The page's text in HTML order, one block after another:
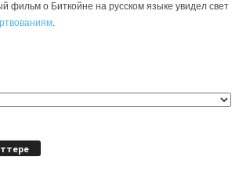
фильм о Биткойне на русском языке увидел свет
.